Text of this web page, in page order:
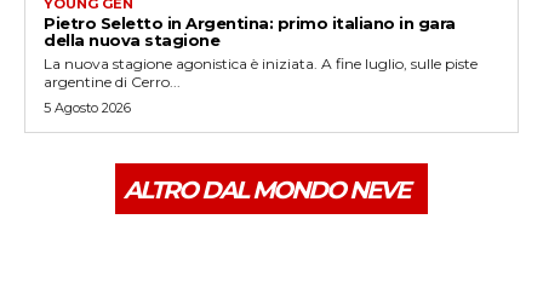
YOUNG GEN
Pietro Seletto in Argentina: primo italiano in gara
della nuova stagione
La nuova stagione agonistica è iniziata. A fine luglio, sulle piste
argentine di Cerro...
5 Agosto 2026
ALTRO DAL MONDO NEVE